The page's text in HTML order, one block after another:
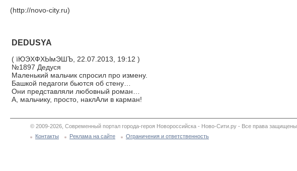
(http://novo-city.ru)
DEDUSYA
( їЮЭХФХЫмЭШЪ, 22.07.2013, 19:12 )
№1897 Дедуся
Маленький мальчик спросил про измену.
Башкой педагоги бьются об стену…
Они представляли любовный роман…
А, мальчику, просто, наклАли в карман!
© 2009-2026, Современный портал города-героя Новороссийска - Ново-Сити.ру - Все права защищены.
Контакты
Реклама на сайте Ограничения и ответственность